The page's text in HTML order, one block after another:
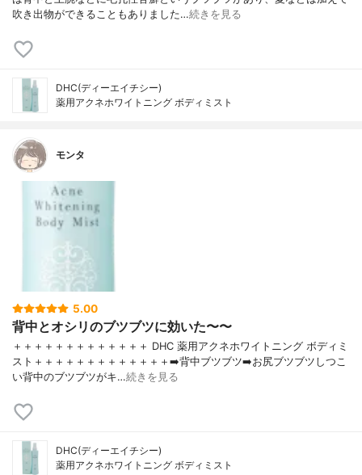
吹き出物ができることもありました…続きを見る
DHC(ディーエイチシー)
薬用アクネホワイトニング ボディミスト
モンタ
5.00
背中とオシリのブツブツに効いた〜〜
＋＋＋＋＋＋＋＋＋＋＋＋＋ DHC 薬用アクネホワイトニング ボディミ
スト＋＋＋＋＋＋＋＋＋＋＋＋＋➡️背中ブツブツ➡️お尻ブツブツしつこ
い背中のブツブツがキ…続きを見る
DHC(ディーエイチシー)
薬用アクネホワイトニング ボディミスト